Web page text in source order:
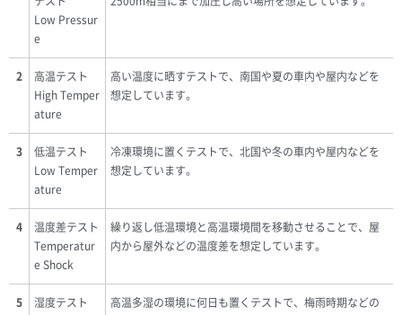
Low Pressur
e
2
高温テスト
High Temper
ature
高い温度に晒すテストで、南国や夏の車内や屋内などを
想定しています。
3
低温テスト
Low Temper
ature
冷凍環境に置くテストで、北国や冬の車内や屋内などを
想定しています。
4
温度差テスト
Temperatur
e Shock
繰り返し低温環境と高温環境間を移動させることで、屋
内から屋外などの温度差を想定しています。
5
湿度テスト
高温多湿の環境に何日も置くテストで、梅雨時期などの